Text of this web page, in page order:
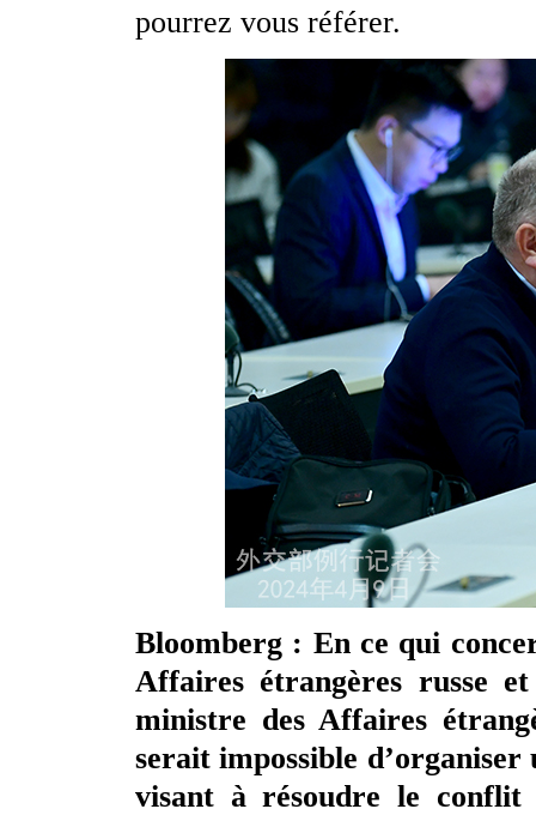
pourrez vous référer.
Bloomberg : En ce qui
Affaires étrangères russe
ministre des Affaires
serait impossible
visant à résoudre le